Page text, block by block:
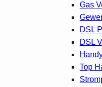
Gas
DSL
DSL
Top